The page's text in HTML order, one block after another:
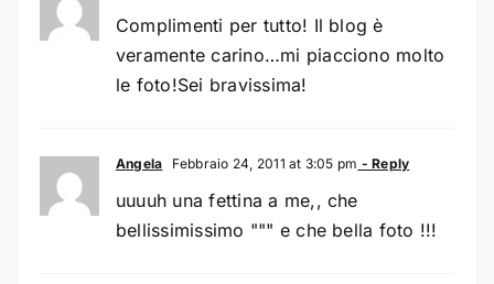
Complimenti per tutto! Il blog è
veramente carino…mi piacciono molto
le foto!Sei bravissima!
Angela Febbraio 24, 2011 at 3:05 pm - Reply
uuuuh una fettina a me,, che
bellissimissimo """ e che bella foto !!!